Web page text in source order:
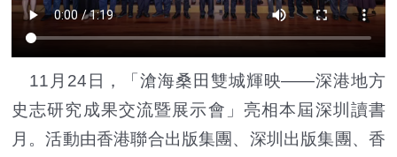
11月24日，「滄海桑田雙城輝映——深港地方
史志研究成果交流暨展示會」亮相本屆深圳讀書
月。活動由香港聯合出版集團、深圳出版集團、香